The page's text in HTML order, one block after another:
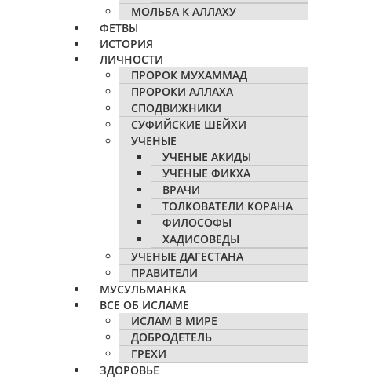
МОЛЬБА К АЛЛАХУ
ФЕТВЫ
ИСТОРИЯ
ЛИЧНОСТИ
ПРОРОК МУХАММАД
ПРОРОКИ АЛЛАХА
СПОДВИЖНИКИ
СУФИЙСКИЕ ШЕЙХИ
УЧЕНЫЕ
УЧЕНЫЕ АКИДЫ
УЧЕНЫЕ ФИКХА
ВРАЧИ
ТОЛКОВАТЕЛИ КОРАНА
ФИЛОСОФЫ
ХАДИСОВЕДЫ
УЧЕНЫЕ ДАГЕСТАНА
ПРАВИТЕЛИ
МУСУЛЬМАНКА
ВСЕ ОБ ИСЛАМЕ
ИСЛАМ В МИРЕ
ДОБРОДЕТЕЛЬ
ГРЕХИ
ЗДОРОВЬЕ